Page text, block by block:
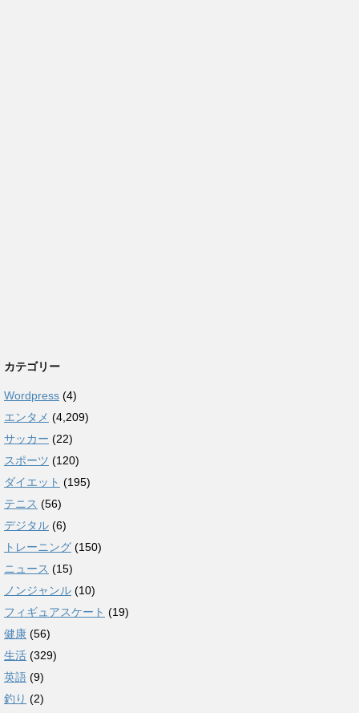
カテゴリー
Wordpress (4)
エンタメ (4,209)
サッカー (22)
スポーツ (120)
ダイエット (195)
テニス (56)
デジタル (6)
トレーニング (150)
ニュース (15)
ノンジャンル (10)
フィギュアスケート (19)
健康 (56)
生活 (329)
英語 (9)
釣り (2)